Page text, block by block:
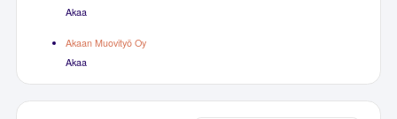
Akaa
Akaan Muovityö Oy
Akaa